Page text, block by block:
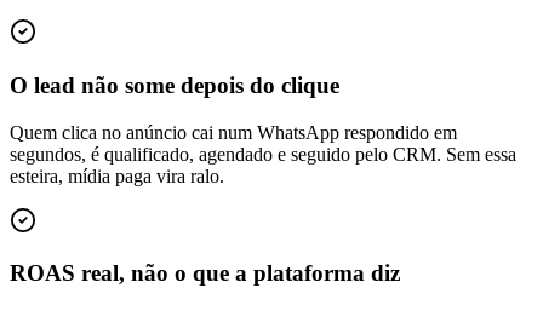
O lead não some depois do clique
Quem clica no anúncio cai num WhatsApp respondido em
segundos, é qualificado, agendado e seguido pelo CRM. Sem essa
esteira, mídia paga vira ralo.
ROAS real, não o que a plataforma diz